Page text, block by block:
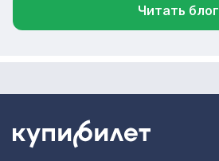
Читать блог